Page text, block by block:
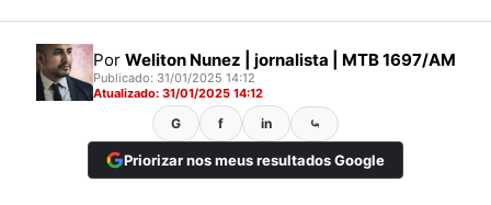
Por Weliton Nunez | jornalista | MTB 1697/AM
Publicado: 31/01/2025 14:12
Atualizado: 31/01/2025 14:12
G f in ⤿
Priorizar nos meus resultados Google